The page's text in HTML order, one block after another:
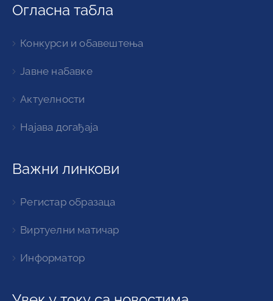
Огласна табла
Конкурси и обавештења
Јавне набавке
Актуелности
Најава догађаја
Важни линкови
Регистар образаца
Виртуелни матичар
Информатор